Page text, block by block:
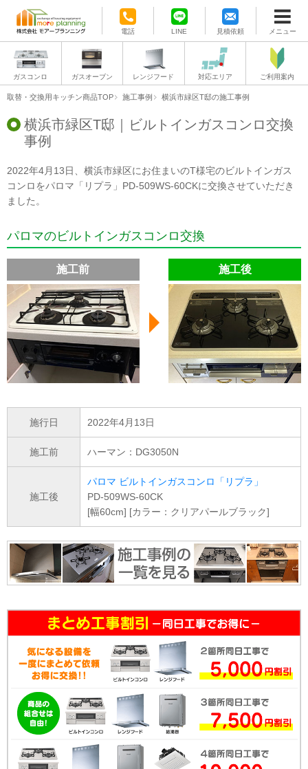
電話 LINE 見積依頼 メニュー
ガスコンロ ガスオーブン レンジフード 対応エリア ご利用案内
取替・交換用キッチン商品TOP 施工事例 横浜市緑区T邸の施工事例
横浜市緑区T邸｜ビルトインガスコンロ交換
事例
2022年4月13日、横浜市緑区にお住まいのT様宅のビルトインガス
コンロをパロマ「リプラ」PD-509WS-60CKに交換させていただき
ました。
パロマのビルトインガスコンロ交換
施工前 施工後
施行日 2022年4月13日
施工前 ハーマン：DG3050N
施工後
パロマ ビルトインガスコンロ「リプラ」
PD-509WS-60CK
[幅60cm] [カラー：クリアパールブラック]